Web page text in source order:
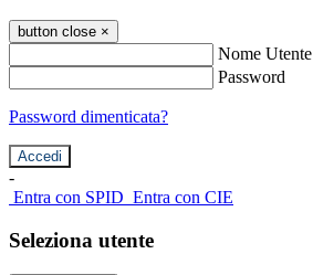
button close ×
Nome Utente
Password
Password dimenticata?
-
Entra con SPID Entra con CIE
Seleziona utente